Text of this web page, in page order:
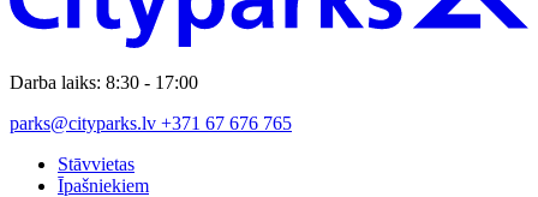
Darba laiks: 8:30 - 17:00
parks@cityparks.lv +371 67 676 765
Stāvvietas
Īpašniekiem